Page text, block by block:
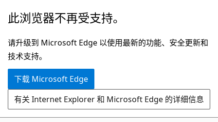
跳
主
要
内
此浏览器不再受支持。
请升级到 Microsoft Edge 以使用最新的功能、安全更新和
技术支持。
下载 Microsoft Edge
有关 Internet Explorer 和 Microsoft Edge 的详细信息